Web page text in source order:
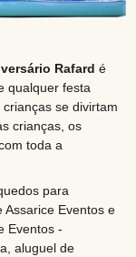
Rafard é
qualquer festa
se divirtam
crianças, os
toda a
para
Eventos e
Eventos -
aluguel de